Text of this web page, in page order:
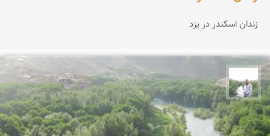
زندان اسکندر در یزد
مهرداد زینلیان